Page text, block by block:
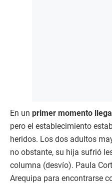
En un primer momento
pero el establecimiento
heridos. Los dos adultos
no obstante, su hija sufrió
columna (desvío). Paula
Arequipa para encontrarse